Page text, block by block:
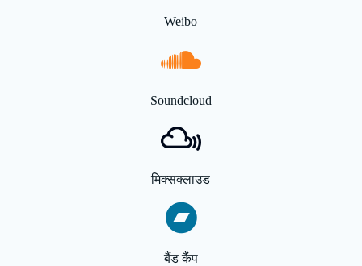
Weibo
Soundcloud
मिक्सक्लाउड
बैंड कैंप